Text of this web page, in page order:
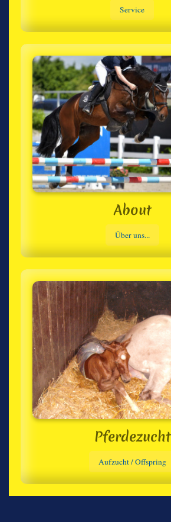
Service
About
Über uns...
Pferdezucht
Aufzucht / Offspring